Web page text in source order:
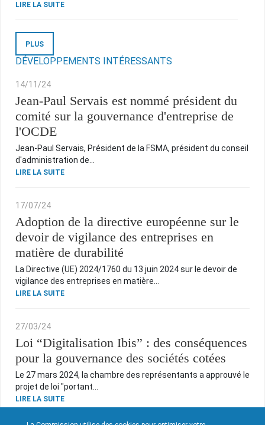
LIRE LA SUITE
PLUS
DÉVELOPPEMENTS INTÉRESSANTS
14/11/24
Jean-Paul Servais est nommé président du
comité sur la gouvernance d'entreprise de
l'OCDE
Jean-Paul Servais, Président de la FSMA, président du conseil
d'administration de…
LIRE LA SUITE
17/07/24
Adoption de la directive européenne sur le
devoir de vigilance des entreprises en
matière de durabilité
La Directive (UE) 2024/1760 du 13 juin 2024 sur le devoir de
vigilance des entreprises en matière…
LIRE LA SUITE
27/03/24
Loi “Digitalisation Ibis” : des conséquences
pour la gouvernance des sociétés cotées
Le 27 mars 2024, la chambre des représentants a approuvé le
projet de loi "portant…
LIRE LA SUITE